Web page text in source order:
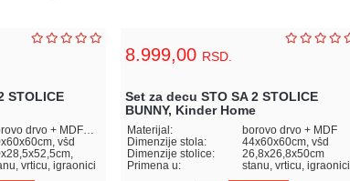
STOLICE
borovo drvo + MDF+ABS
všd
vrticu, igraonici
8.999,00 RSD.
Set za decu STO SA 2 STOLICE
BUNNY, Kinder Home
Materijal:
borovo drvo + MDF
Dimenzije stola:
44x60x60cm, všd
Dimenzije stolice:
26,8x26,8x50cm
Primena u:
stanu, vrticu, igraonici